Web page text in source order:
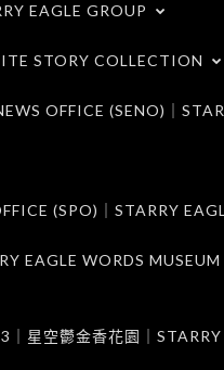
EAGLE GROUP
STORY COLLECTION
OFFICE (SENO)｜
(SPO)｜STARRY
EAGLE WORDS
｜星空鬱金香花園｜